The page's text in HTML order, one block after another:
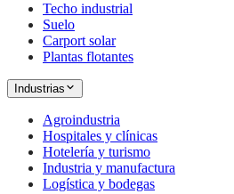
Techo industrial
Suelo
Carport solar
Plantas flotantes
Industrias
Agroindustria
Hospitales y clínicas
Hotelería y turismo
Industria y manufactura
Logística y bodegas